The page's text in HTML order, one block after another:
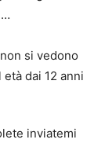
si vedono
dai 12 anni
inviatemi